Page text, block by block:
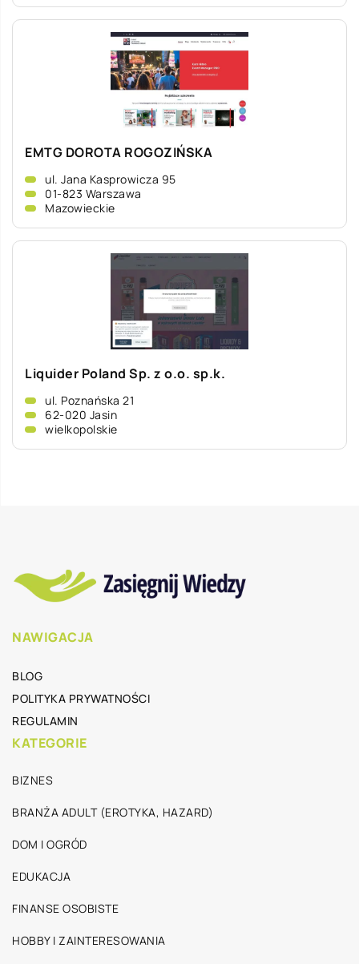
EMTG DOROTA ROGOZIŃSKA
ul. Jana Kasprowicza 95
01-823 Warszawa
Mazowieckie
Liquider Poland Sp. z o.o. sp.k.
ul. Poznańska 21
62-020 Jasin
wielkopolskie
NAWIGACJA
BLOG
POLITYKA PRYWATNOŚCI
REGULAMIN
KATEGORIE
BIZNES
BRANŻA ADULT (EROTYKA, HAZARD)
DOM I OGRÓD
EDUKACJA
FINANSE OSOBISTE
HOBBY I ZAINTERESOWANIA